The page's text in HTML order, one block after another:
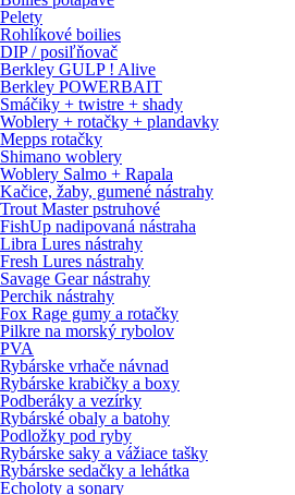
Pelety
Rohlíkové boilies
DIP / posiľňovač
Berkley GULP ! Alive
Berkley POWERBAIT
Smáčiky + twistre + shady
Woblery + rotačky + plandavky
Mepps rotačky
Shimano woblery
Woblery Salmo + Rapala
Kačice, žaby, gumené nástrahy
Trout Master pstruhové
FishUp nadipovaná nástraha
Libra Lures nástrahy
Fresh Lures nástrahy
Savage Gear nástrahy
Perchik nástrahy
Fox Rage gumy a rotačky
Pilkre na morský rybolov
PVA
Rybárske vrhače návnad
Rybárske krabičky a boxy
Podberáky a vezírky
Rybárské obaly a batohy
Podložky pod ryby
Rybárske saky a vážiace tašky
Rybárske sedačky a lehátka
Echoloty a sonary